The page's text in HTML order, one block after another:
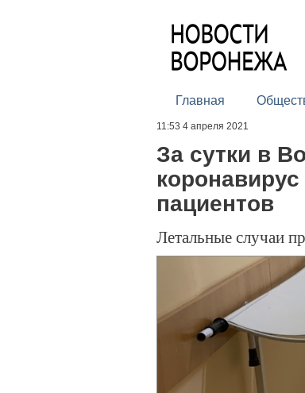
Главная
11:53 4 апреля 2021
За сутки в
пациентов
Летальные случаи